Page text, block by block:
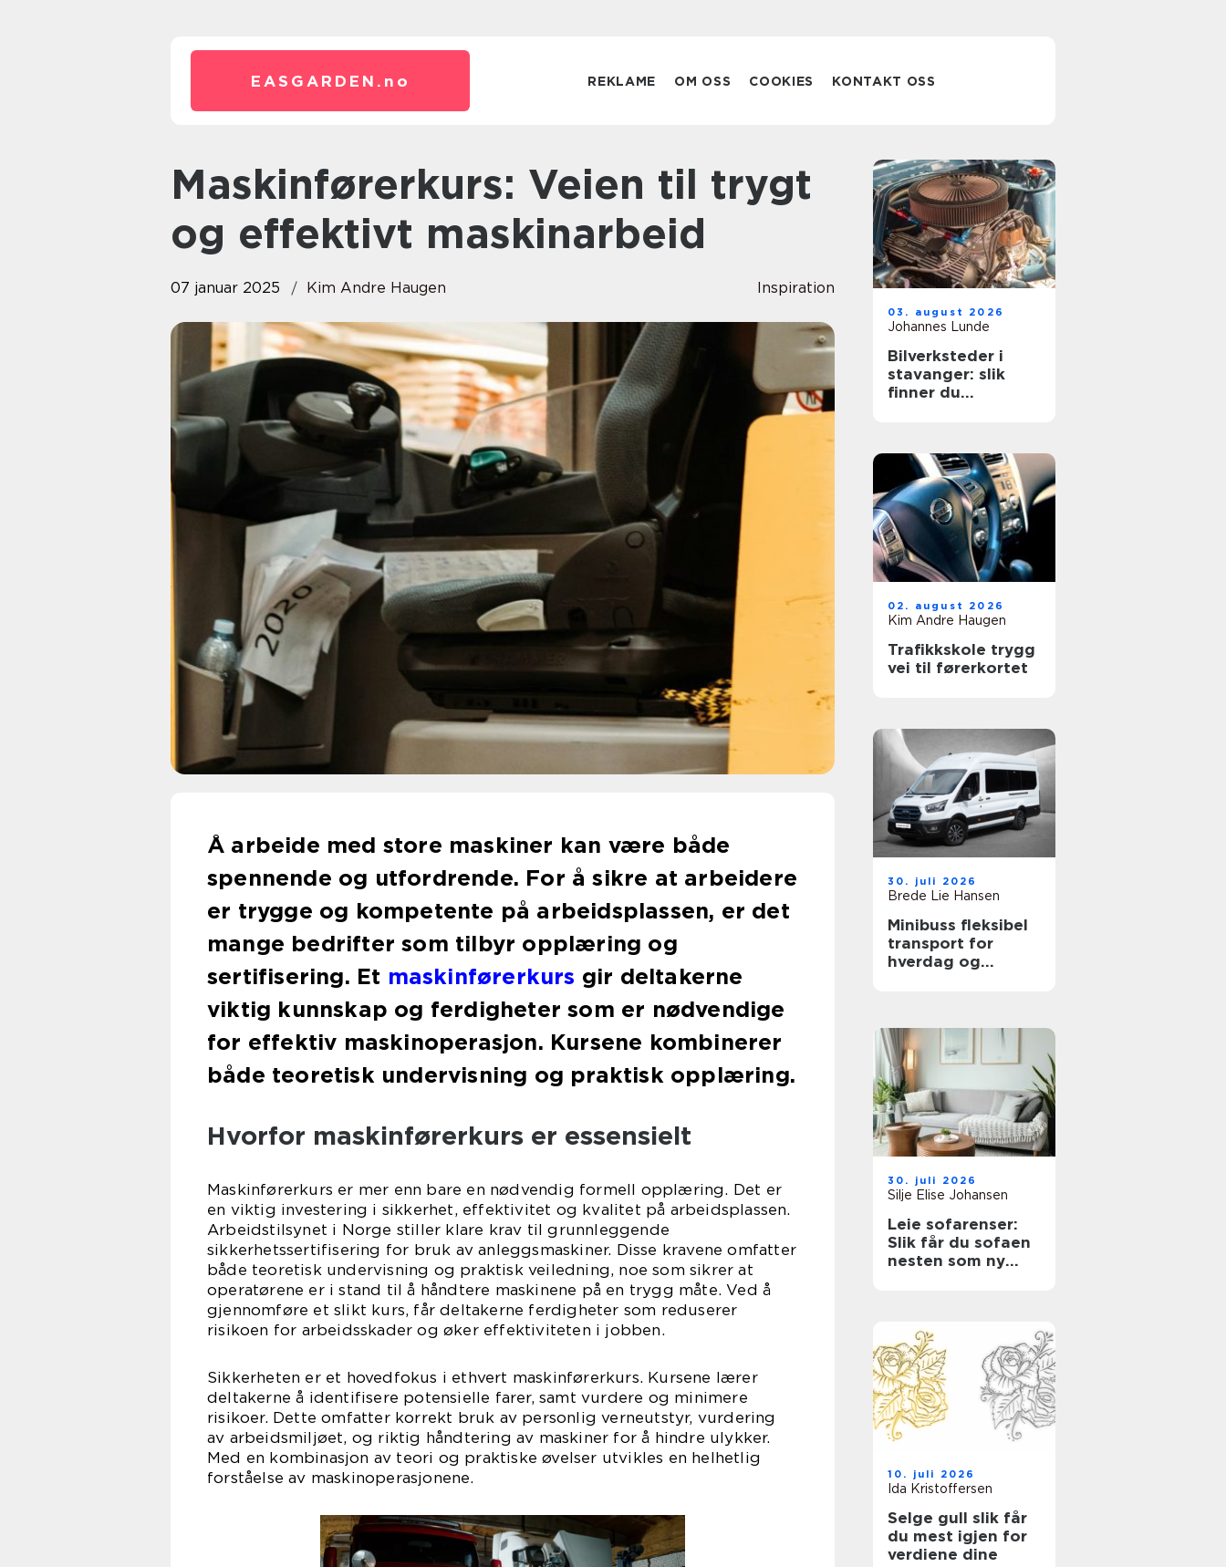
EASGARDEN. no REKLAME OM OSS COOKIES KONTAKT OSS
Maskinførerkurs: Veien til trygt
og effektivt maskinarbeid
07 januar 2025 Kim Andre Haugen Inspiration
Å arbeide med store maskiner kan være både
spennende og utfordrende. For å sikre at arbeidere
er trygge og kompetente på arbeidsplassen, er det
mange bedrifter som tilbyr opplæring og
sertifisering. Et maskinførerkurs gir deltakerne
viktig kunnskap og ferdigheter som er nødvendige
for effektiv maskinoperasjon. Kursene kombinerer
både teoretisk undervisning og praktisk opplæring.
Hvorfor maskinførerkurs er essensielt
Maskinførerkurs er mer enn bare en nødvendig formell opplæring. Det er
en viktig investering i sikkerhet, effektivitet og kvalitet på arbeidsplassen.
Arbeidstilsynet i Norge stiller klare krav til grunnleggende
sikkerhetssertifisering for bruk av anleggsmaskiner. Disse kravene omfatter
både teoretisk undervisning og praktisk veiledning, noe som sikrer at
operatørene er i stand til å håndtere maskinene på en trygg måte. Ved å
gjennomføre et slikt kurs, får deltakerne ferdigheter som reduserer
risikoen for arbeidsskader og øker effektiviteten i jobben.
Sikkerheten er et hovedfokus i ethvert maskinførerkurs. Kursene lærer
deltakerne å identifisere potensielle farer, samt vurdere og minimere
risikoer. Dette omfatter korrekt bruk av personlig verneutstyr, vurdering
av arbeidsmiljøet, og riktig håndtering av maskiner for å hindre ulykker.
Med en kombinasjon av teori og praktiske øvelser utvikles en helhetlig
forståelse av maskinoperasjonene.
03. august 2026
Johannes Lunde
Bilverksteder i
stavanger: slik
finner du
02. august 2026
Kim Andre Haugen
Trafikkskole trygg
vei til førerkortet
30. juli 2026
Brede Lie Hansen
Minibuss fleksibel
transport for
hverdag og
30. juli 2026
Silje Elise Johansen
Leie sofarenser:
Slik får du sofaen
nesten som ny
10. juli 2026
Ida Kristoffersen
Selge gull slik får
du mest igjen for
verdiene dine